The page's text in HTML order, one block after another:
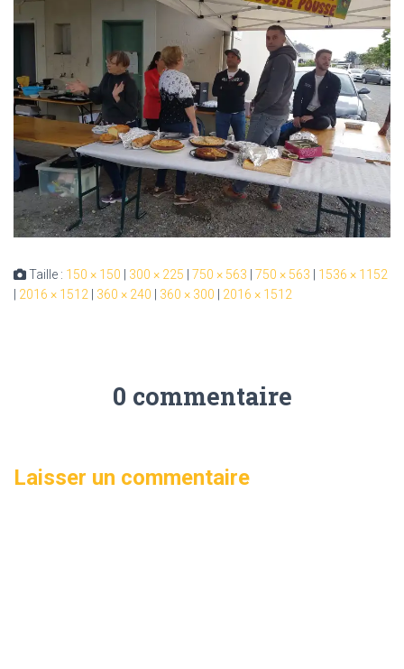
Taille : 150 × 150 | 300 × 225 | 750 × 563 | 750 × 563 | 1536 × 1152
| 2016 × 1512 | 360 × 240 | 360 × 300 | 2016 × 1512
0 commentaire
Laisser un commentaire